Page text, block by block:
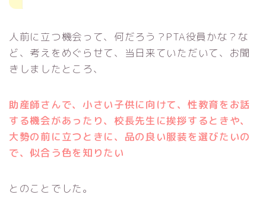
人前に立つ機会って、何だろう？PTA役員かな？な
ど、考えをめぐらせて、当日来ていただいて、お聞
きしましたところ、
助産師さんで、小さい子供に向けて、性教育をお話
する機会があったり、校長先生に挨拶するときや、
大勢の前に立つときに、品の良い服装を選びたいの
で、似合う色を知りたい
とのことでした。